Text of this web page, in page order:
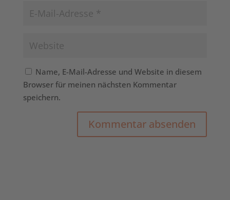
Name, E-Mail-Adresse und Website in diesem
Browser für meinen nächsten Kommentar
speichern.